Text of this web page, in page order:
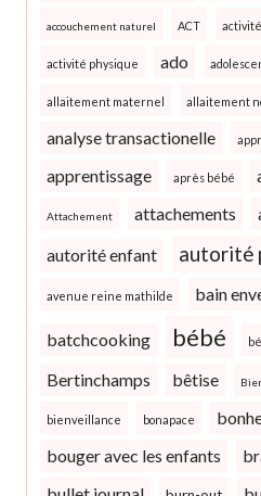
accouchement naturel ACT
activité physique ado
allaitement maternel allaitement
analyse transactionelle
apprentissage après bébé
Attachement attachements
autorité enfant
autorité
avenue reine mathilde bain
batchcooking bébé
Bertinchamps bêtise
bienveillance bonapace
bouger avec les enfants